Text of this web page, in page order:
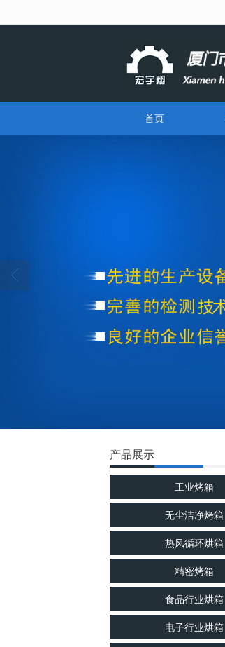
首页
产品展示
工业烤箱
无尘洁净烤箱
洁净烘箱
千级无尘烘箱
百级无尘烘箱
热风循环烘箱
精密烤箱
食品行业烘箱
电子行业烘箱